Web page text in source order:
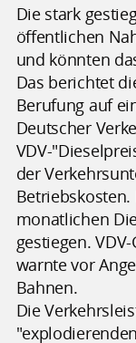
Die stark
öffentlichen
und könnten
Das berichtet
Berufung auf
Deutscher
VDV-
der
monatlichen
gestiegen.
warnte vor
Bahnen.
Die